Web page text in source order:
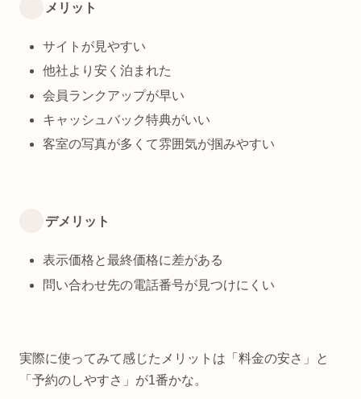
メリット
サイトが見やすい
他社より安く泊まれた
会員ランクアップが早い
キャッシュバック特典がいい
客室の写真が多くて雰囲気が掴みやすい
デメリット
表示価格と最終価格に差がある
問い合わせ先の電話番号が見つけにくい
実際に使ってみて感じたメリットは「料金の安さ」と
「予約のしやすさ」が1番かな。